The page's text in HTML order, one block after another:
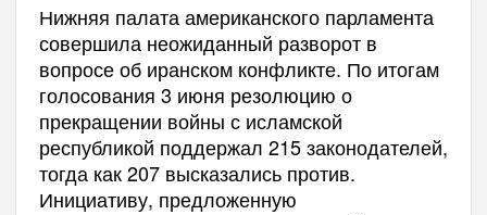
Нижняя палата американского парламента
совершила неожиданный разворот в
вопросе об иранском конфликте. По итогам
голосования 3 июня резолюцию о
прекращении войны с исламской
республикой поддержал 215 законодателей,
тогда как 207 высказались против.
Инициативу, предложенную